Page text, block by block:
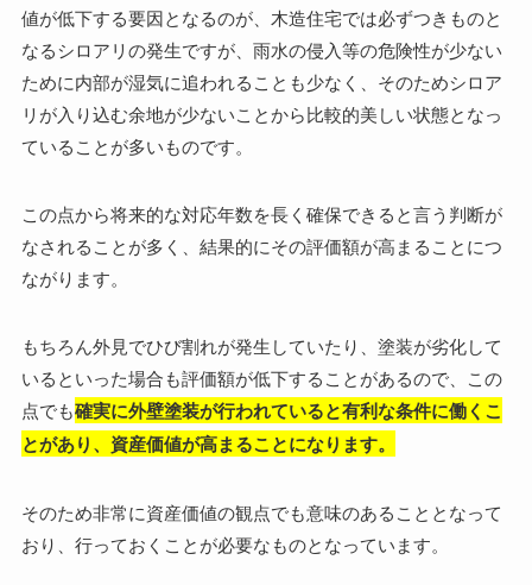
値が低下する要因となるのが、木造住宅では必ずつきものと
なるシロアリの発生ですが、雨水の侵入等の危険性が少ない
ために内部が湿気に追われることも少なく、そのためシロア
リが入り込む余地が少ないことから比較的美しい状態となっ
ていることが多いものです。
この点から将来的な対応年数を長く確保できると言う判断が
なされることが多く、結果的にその評価額が高まることにつ
ながります。
もちろん外見でひび割れが発生していたり、塗装が劣化して
いるといった場合も評価額が低下することがあるので、この
点でも確実に外壁塗装が行われていると有利な条件に働くこ
とがあり、資産価値が高まることになります。
そのため非常に資産価値の観点でも意味のあることとなって
おり、行っておくことが必要なものとなっています。